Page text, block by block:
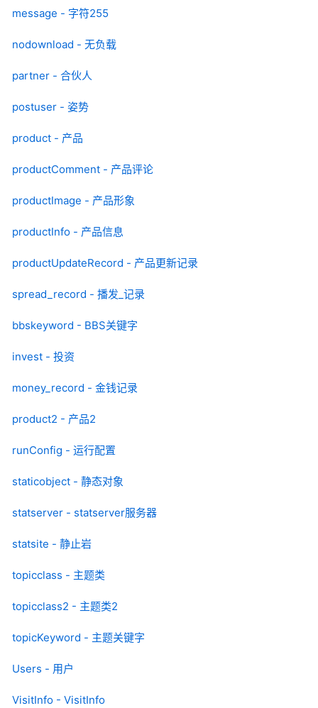
message - 字符255
nodownload - 无负载
partner - 合伙人
postuser - 姿势
product - 产品
productComment - 产品评论
productImage - 产品形象
productInfo - 产品信息
productUpdateRecord - 产品更新记录
spread_record - 播发_记录
bbskeyword - BBS关键字
invest - 投资
money_record - 金钱记录
product2 - 产品2
runConfig - 运行配置
staticobject - 静态对象
statserver - statserver服务器
statsite - 静止岩
topicclass - 主题类
topicclass2 - 主题类2
topicKeyword - 主题关键字
Users - 用户
VisitInfo - VisitInfo